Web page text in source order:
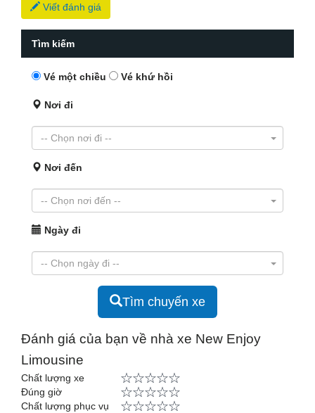
Viết đánh giá
Tìm kiếm
Vé một chiều Vé khứ hồi
Nơi đi
Nơi đến
Ngày đi
Tìm chuyến xe
Đánh giá của bạn về nhà xe New Enjoy
Limousine
Chất lượng xe
Đúng giờ
Chất lượng phục vụ